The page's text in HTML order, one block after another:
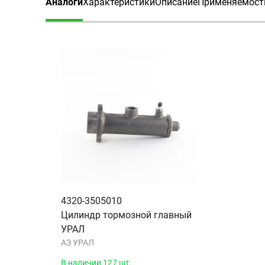
(активная вкладка)
4320-3505010
Цилиндр тормозной главный
УРАЛ
АЗ УРАЛ
В наличии 127 шт.